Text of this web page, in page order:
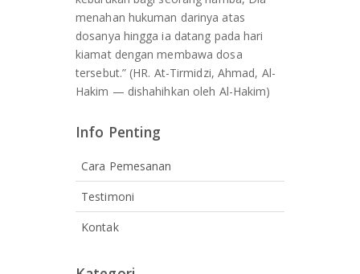
menahan hukuman darinya atas
dosanya hingga ia datang pada hari
kiamat dengan membawa dosa
tersebut.” (HR. At-Tirmidzi, Ahmad, Al-
Hakim — dishahihkan oleh Al-Hakim)
Info Penting
Cara Pemesanan
Testimoni
Kontak